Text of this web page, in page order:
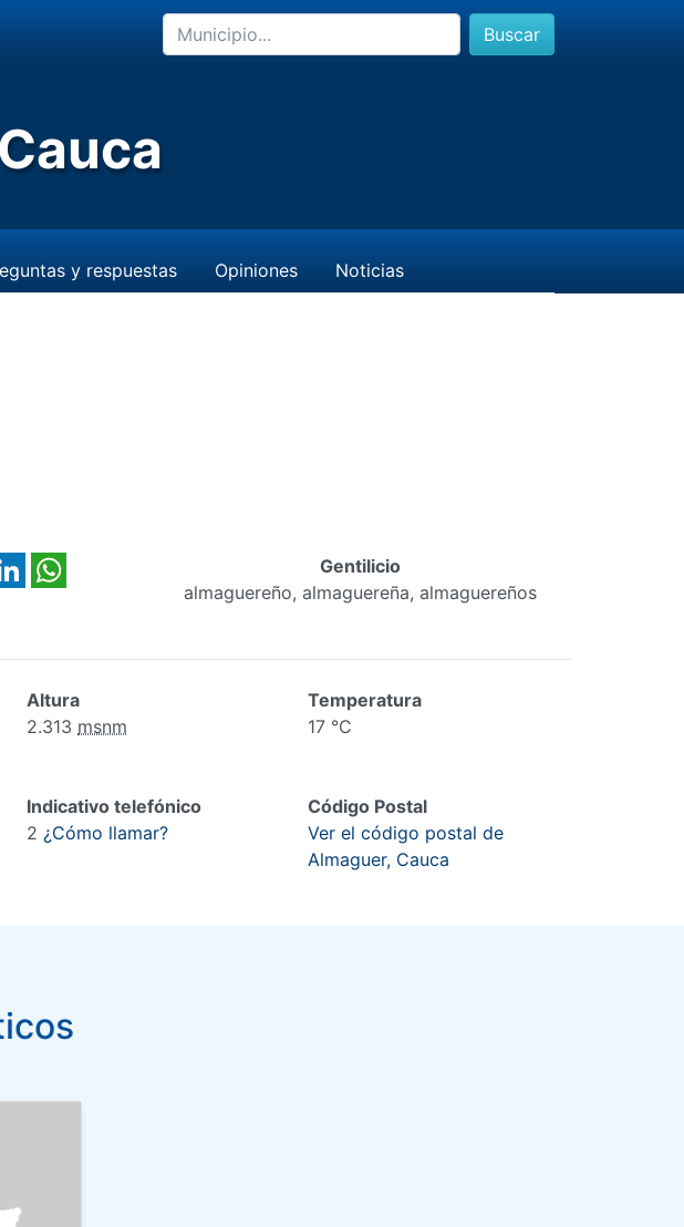
Buscar
y respuestas Opiniones Noticias
Gentilicio
almaguereño, almaguereña, almaguereños
Altura
2.313 msnm
Temperatura
17 °C
Indicativo telefónico
2 ¿Cómo llamar?
Código Postal
Ver el código postal de
Almaguer, Cauca